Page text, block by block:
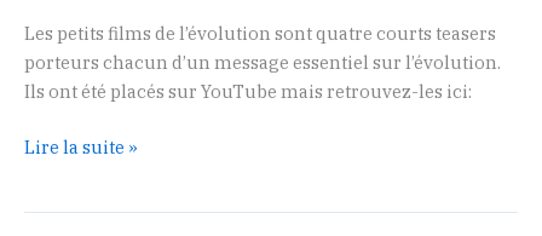
Les petits films de l’évolution sont quatre courts teasers
porteurs chacun d’un message essentiel sur l’évolution.
Ils ont été placés sur YouTube mais retrouvez-les ici:
Petits
Lire la suite »